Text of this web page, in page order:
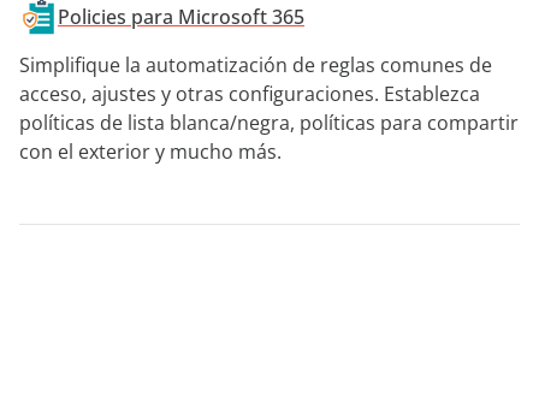
Policies para Microsoft 365
Simplifique la automatización de reglas comunes de
acceso, ajustes y otras configuraciones. Establezca
políticas de lista blanca/negra, políticas para compartir
con el exterior y mucho más.